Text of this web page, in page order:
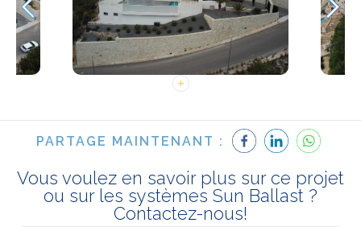
PARTAGE MAINTENANT :
Vous voulez en savoir plus sur ce projet
ou sur les systèmes Sun Ballast ?
Contactez-nous!